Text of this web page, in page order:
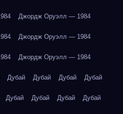
Джордж Оруэлл — 1984
Джордж Оруэлл — 1984
Джордж Оруэлл — 1984
Дубай Дубай Дубай Дубай
Дубай Дубай Дубай Дубай